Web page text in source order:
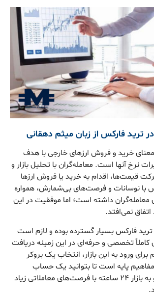
ترید فارکس از زبان میثم دهقانی
خرید و فروش ارزهای خارجی با هدف
نرخ آنها است. معامله‌گران با تحلیل بازار و
قیمت‌ها، اقدام به خرید یا فروش ارزها
با نوسانات و فرصت‌های بی‌شمارش، همواره
معامله‌گران داشته است؛ اما موفقیت در این
اتفاق نمی‌افتد.
فارکس بسیار گسترده بوده و لازم است
تخصصی و حرفه‌ای در این زمینه دریافت
برای ورود به این بازار، انتخاب یک بروکر
مفاهیم پایه است تا بتوانید یک حساب
معاملاتی باز کرده و به بازار ۲۴ ساعته با فرصت‌های معاملاتی زیاد